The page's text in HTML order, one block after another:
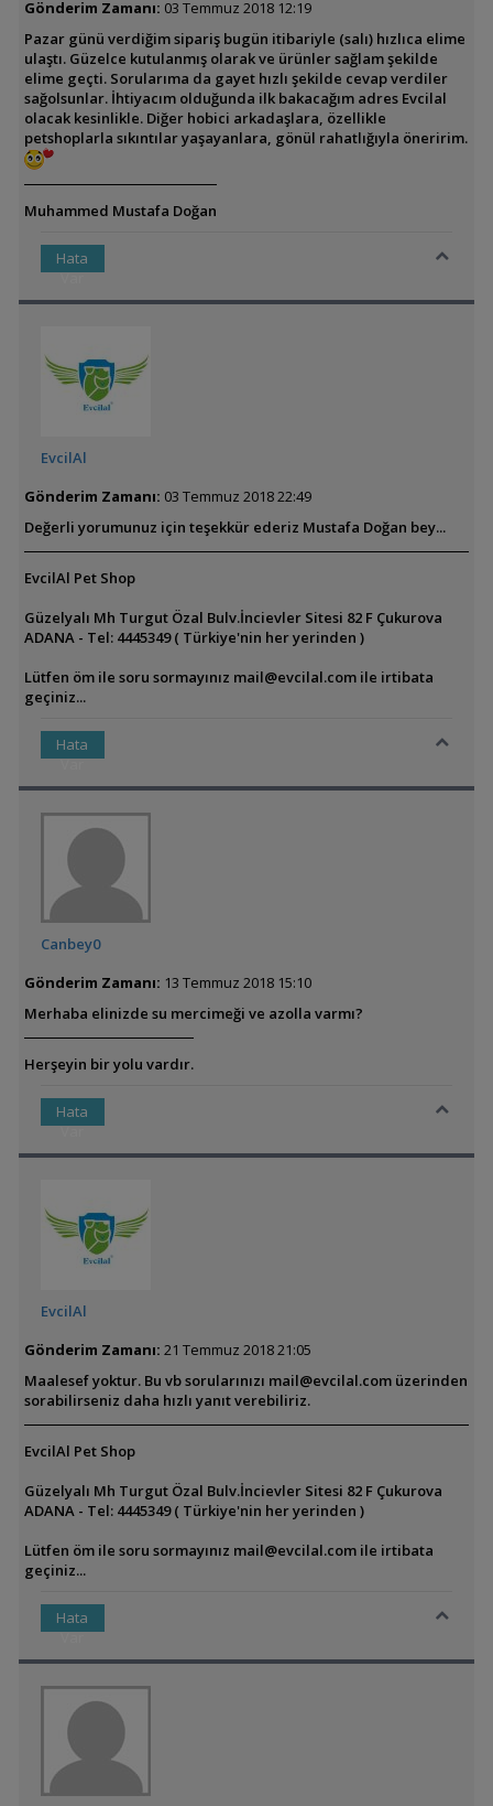
Gönderim Zamanı: 03 Temmuz 2018 12:19
Pazar günü verdiğim sipariş bugün itibariyle (salı) hızlıca elime
ulaştı. Güzelce kutulanmış olarak ve ürünler sağlam şekilde
elime geçti. Sorularıma da gayet hızlı şekilde cevap verdiler
sağolsunlar. İhtiyacım olduğunda ilk bakacağım adres Evcilal
olacak kesinlikle. Diğer hobici arkadaşlara, özellikle
petshoplarla sıkıntılar yaşayanlara, gönül rahatlığıyla öneririm.
Muhammed Mustafa Doğan
Hata
Var
EvcilAl
Gönderim Zamanı: 03 Temmuz 2018 22:49
Değerli yorumunuz için teşekkür ederiz Mustafa Doğan bey...
EvcilAl Pet Shop
Güzelyalı Mh Turgut Özal Bulv.İncievler Sitesi 82 F Çukurova
ADANA - Tel: 4445349 ( Türkiye'nin her yerinden )
Lütfen öm ile soru sormayınız mail@evcilal.comile irtibata
geçiniz...
Hata
Var
Canbey0
Gönderim Zamanı: 13 Temmuz 2018 15:10
Merhaba elinizde su mercimeği ve azolla varmı?
Herşeyin bir yolu vardır.
Hata
Var
EvcilAl
Gönderim Zamanı: 21 Temmuz 2018 21:05
Maalesef yoktur. Bu vb sorularınızı mail@evcilal.com üzerinden
sorabilirseniz daha hızlı yanıt verebiliriz.
EvcilAl Pet Shop
Güzelyalı Mh Turgut Özal Bulv.İncievler Sitesi 82 F Çukurova
ADANA - Tel: 4445349 ( Türkiye'nin her yerinden )
Lütfen öm ile soru sormayınız mail@evcilal.comile irtibata
geçiniz...
Hata
Var